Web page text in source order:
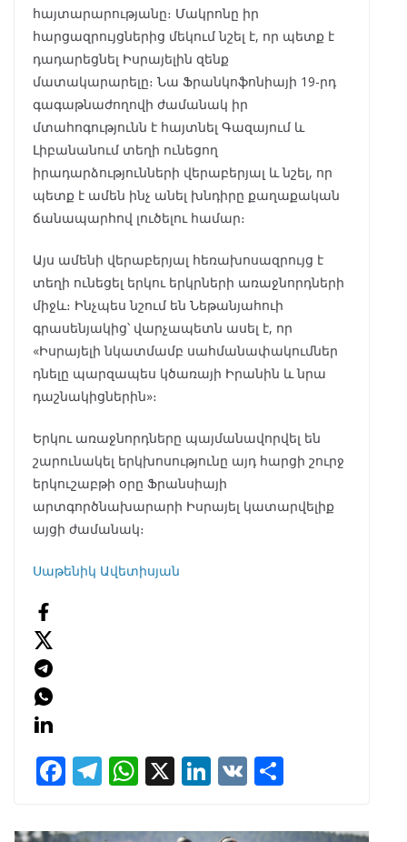
հայտարարությանը։ Մակրոնը իր
հարցազրույցներից մեկում նշել է, որ պետք է
դադարեցնել Իսրայելին զենք
մատակարարելը։ Նա Ֆրանկոֆոնիայի 19-րդ
գագաթնաժողովի ժամանակ իր
մտահոգությունն է հայտնել Գազայում և
Լիբանանում տեղի ունեցող
իրադարձությունների վերաբերյալ և նշել, որ
պետք է ամեն ինչ անել խնդիրը քաղաքական
ճանապարհով լուծելու համար։
Այս ամենի վերաբերյալ հեռախոսազրույց է
տեղի ունեցել երկու երկրների առաջնորդների
միջև։ Ինչպես նշում են Նեթանյահուի
գրասենյակից՝ վարչապետն ասել է, որ
«Իսրայելի նկատմամբ սահմանափակումներ
դնելը պարզապես կծառայի Իրանին և նրա
դաշնակիցներին»։
Երկու առաջնորդները պայմանավորվել են
շարունակել երկխոսությունը այդ հարցի շուրջ
երկուշաբթի օրը Ֆրանսիայի
արտգործնախարարի Իսրայել կատարվելիք
այցի ժամանակ։
Սաթենիկ Ավետիսյան
F
e
T
e
W
at
X Li
k
V
ar